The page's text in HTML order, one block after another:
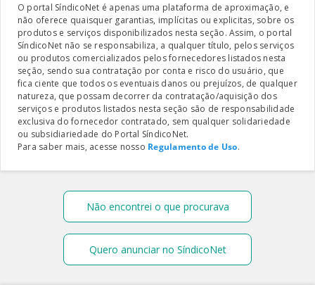
O portal SíndicoNet é apenas uma plataforma de aproximação, e
não oferece quaisquer garantias, implícitas ou explicitas, sobre os
produtos e serviços disponibilizados nesta seção. Assim, o portal
SíndicoNet não se responsabiliza, a qualquer título, pelos serviços
ou produtos comercializados pelos fornecedores listados nesta
seção, sendo sua contratação por conta e risco do usuário, que
fica ciente que todos os eventuais danos ou prejuízos, de qualquer
natureza, que possam decorrer da contratação/aquisição dos
serviços e produtos listados nesta seção são de responsabilidade
exclusiva do fornecedor contratado, sem qualquer solidariedade
ou subsidiariedade do Portal SíndicoNet.
Para saber mais, acesse nosso Regulamento de Uso.
Não encontrei o que procurava
Quero anunciar no SíndicoNet